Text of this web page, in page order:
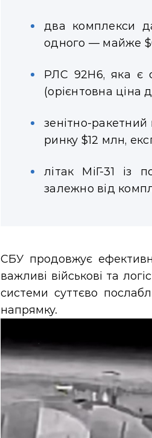
два комплекси
одного — майже
РЛС 92Н6, яка є
(орієнтовна ціна
зенітно-
ринку $12 млн,
літак МіГ-31 із
залежно від
СБУ продовжує
важливі військові та
системи суттєво
напрямку.